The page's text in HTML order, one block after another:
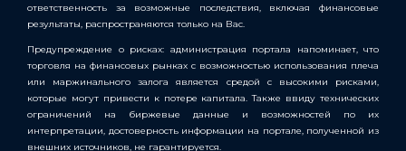
ответственность за возможные последствия, включая финансовые
результаты, распространяются только на Вас.
Предупреждение о рисках: администрация портала напоминает, что
торговля на финансовых рынках с возможностью использования плеча
или маржинального залога является средой с высокими рисками,
которые могут привести к потере капитала. Также ввиду технических
ограничений на биржевые данные и возможностей по их
интерпретации, достоверность информации на портале, полученной из
внешних источников, не гарантируется.